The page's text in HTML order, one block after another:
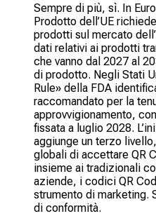
Sempre di più, sì. In
Prodotto dell’UE
prodotti sul mercato
dati relativi ai prodotti
che vanno dal 2027 al
di prodotto. Negli Stati
Rule» della FDA
raccomandato per la
approvvigionamento,
fissata a luglio 2028.
aggiunge un terzo
globali di accettare QR
insieme ai tradizionali
aziende, i codici QR
strumento di marketing.
di conformità.